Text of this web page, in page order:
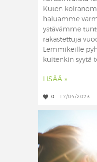
Kuten
haluamme
ystävämme
rakastettuja
Lemmikeille
kuitenkin syytä
LISÄÄ »
0 17/04/2023